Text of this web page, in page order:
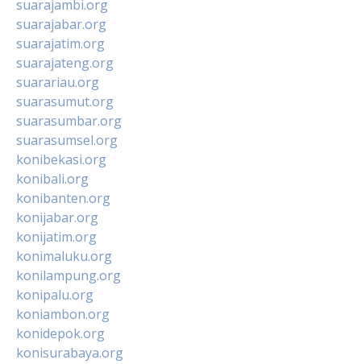
suarajambi.org
suarajabar.org
suarajatim.org
suarajateng.org
suarariau.org
suarasumut.org
suarasumbar.org
suarasumsel.org
konibekasi.org
konibali.org
konibanten.org
konijabar.org
konijatim.org
konimaluku.org
konilampung.org
konipalu.org
koniambon.org
konidepok.org
konisurabaya.org